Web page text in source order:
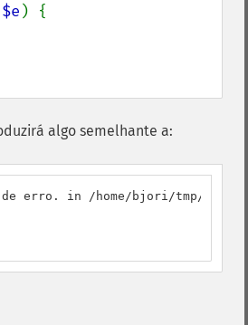
) {
algo semelhante a:
de erro. in /home/bjori/tmp/